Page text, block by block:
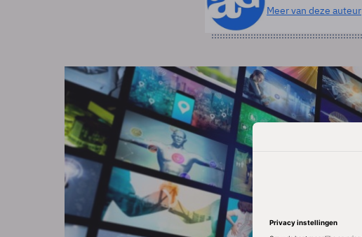
Meer van deze auteur